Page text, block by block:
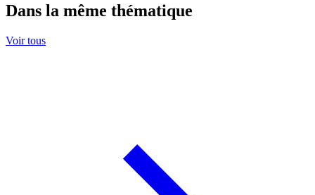
Dans la même thématique
Voir tous